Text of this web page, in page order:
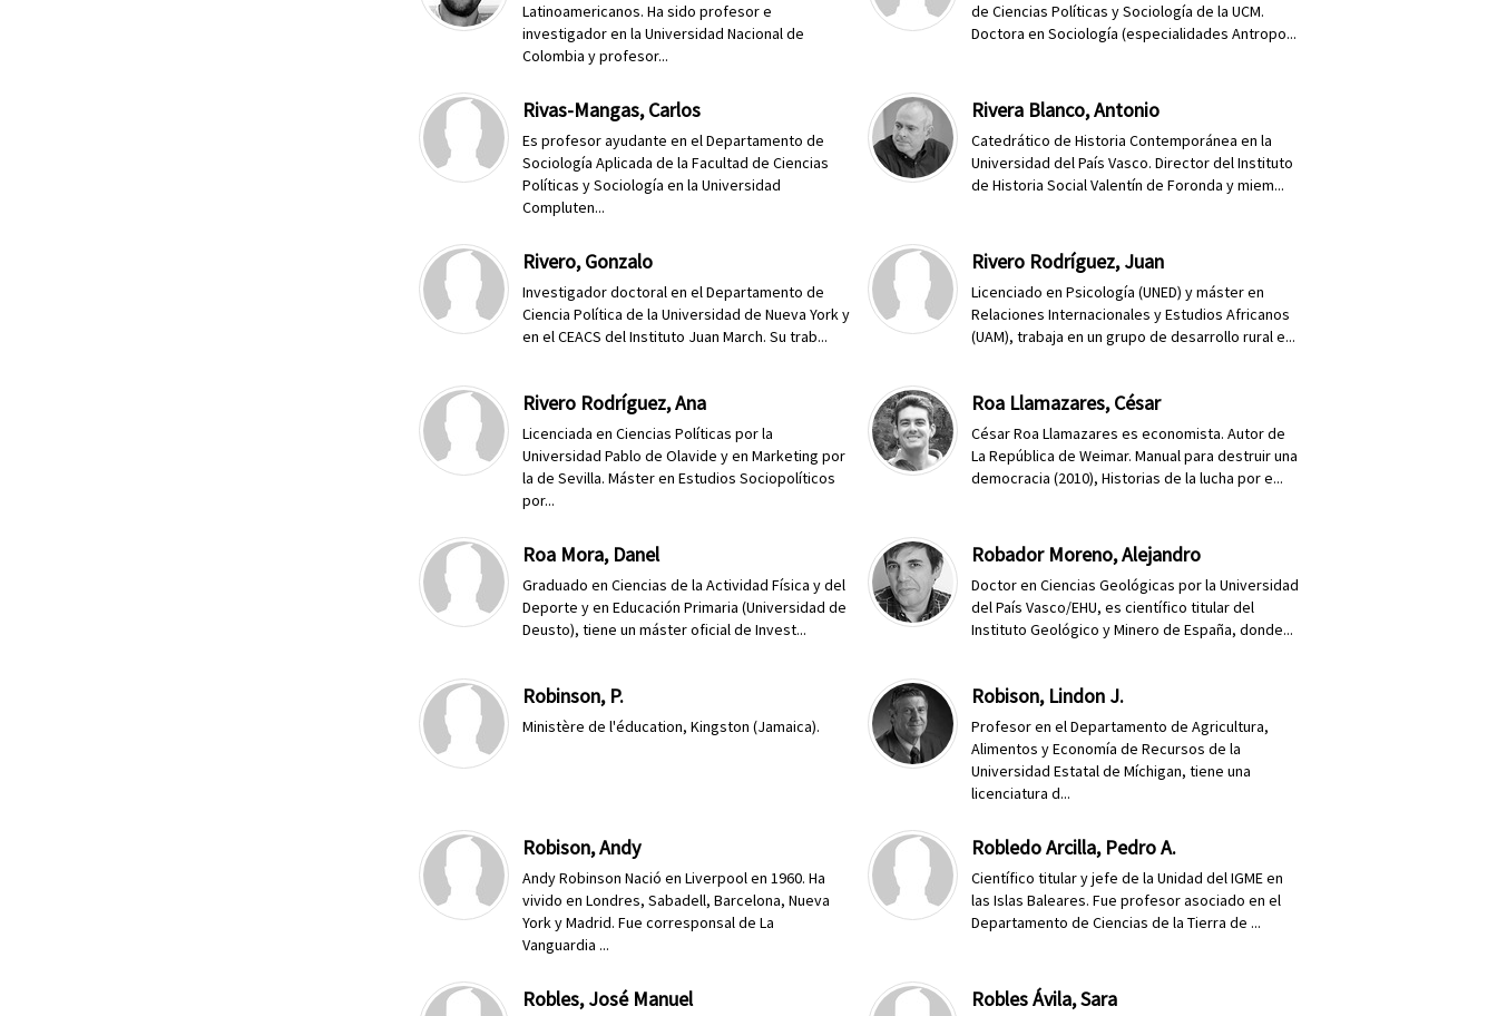
Latinoamericanos. Ha sido profesor e
investigador en la Universidad Nacional de
Colombia y profesor...
de Ciencias Políticas y Sociología de la UCM.
Doctora en Sociología (especialidades Antropo...
Rivas-Mangas, Carlos
Es profesor ayudante en el Departamento de
Sociología Aplicada de la Facultad de Ciencias
Políticas y Sociología en la Universidad
Compluten...
Rivera Blanco, Antonio
Catedrático de Historia Contemporánea en la
Universidad del País Vasco. Director del Instituto
de Historia Social Valentín de Foronda y miem...
Rivero, Gonzalo
Investigador doctoral en el Departamento de
Ciencia Política de la Universidad de Nueva York y
en el CEACS del Instituto Juan March. Su trab...
Rivero Rodríguez, Juan
Licenciado en Psicología (UNED) y máster en
Relaciones Internacionales y Estudios Africanos
(UAM), trabaja en un grupo de desarrollo rural e...
Rivero Rodríguez, Ana
Licenciada en Ciencias Políticas por la
Universidad Pablo de Olavide y en Marketing por
la de Sevilla. Máster en Estudios Sociopolíticos
por...
Roa Llamazares, César
César Roa Llamazares es economista. Autor de
La República de Weimar. Manual para destruir una
democracia (2010), Historias de la lucha por e...
Roa Mora, Danel
Graduado en Ciencias de la Actividad Física y del
Deporte y en Educación Primaria (Universidad de
Deusto), tiene un máster oficial de Invest...
Robador Moreno, Alejandro
Doctor en Ciencias Geológicas por la Universidad
del País Vasco/EHU, es científico titular del
Instituto Geológico y Minero de España, donde...
Robinson, P.
Ministère de l'éducation, Kingston (Jamaica).
Robison, Lindon J.
Profesor en el Departamento de Agricultura,
Alimentos y Economía de Recursos de la
Universidad Estatal de Míchigan, tiene una
licenciatura d...
Robison, Andy
Andy Robinson Nació en Liverpool en 1960. Ha
vivido en Londres, Sabadell, Barcelona, Nueva
York y Madrid. Fue corresponsal de La
Vanguardia ...
Robledo Arcilla, Pedro A.
Científico titular y jefe de la Unidad del IGME en
las Islas Baleares. Fue profesor asociado en el
Departamento de Ciencias de la Tierra de ...
Robles, José Manuel Robles Ávila, Sara